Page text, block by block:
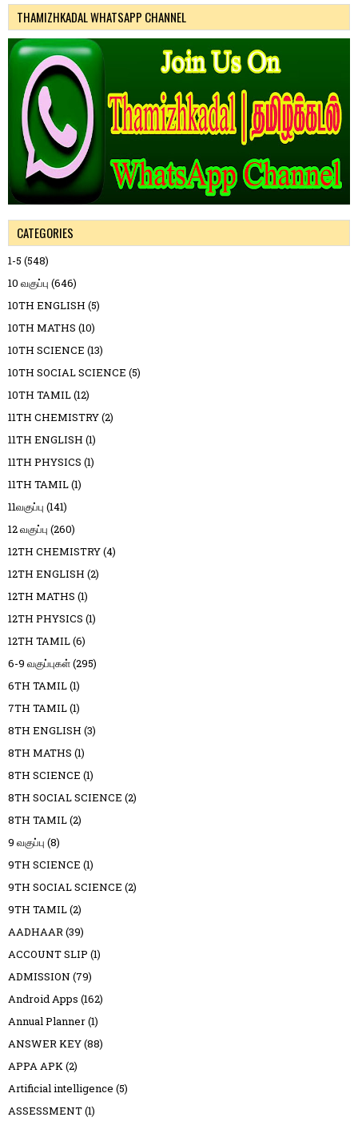
THAMIZHKADAL WHATSAPP CHANNEL
CATEGORIES
1-5 (548)
10 வகுப்பு (646)
10TH ENGLISH (5)
10TH MATHS (10)
10TH SCIENCE (13)
10TH SOCIAL SCIENCE (5)
10TH TAMIL(12)
11TH CHEMISTRY(2)
11TH ENGLISH (1)
11TH PHYSICS (1)
11TH TAMIL(1)
11வகுப்பு (141)
12 வகுப்பு (260)
12TH CHEMISTRY(4)
12TH ENGLISH (2)
12TH MATHS (1)
12TH PHYSICS (1)
12TH TAMIL(6)
6-9 வகுப்புகள்(295)
6TH TAMIL(1)
7TH TAMIL(1)
8TH ENGLISH (3)
8TH MATHS (1)
8TH SCIENCE (1)
8TH SOCIAL SCIENCE (2)
8TH TAMIL(2)
9 வகுப்பு (8)
9TH SCIENCE (1)
9TH SOCIAL SCIENCE (2)
9TH TAMIL(2)
AADHAAR(39)
ACCOUNT SLIP (1)
ADMISSION (79)
Android Apps (162)
Annual Planner(1)
ANSWER KEY(88)
APPA APK(2)
Artificial intelligence (5)
ASSESSMENT(1)